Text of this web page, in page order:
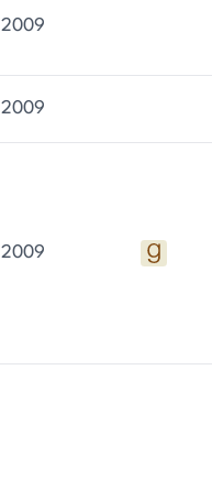
2009
2009
2009